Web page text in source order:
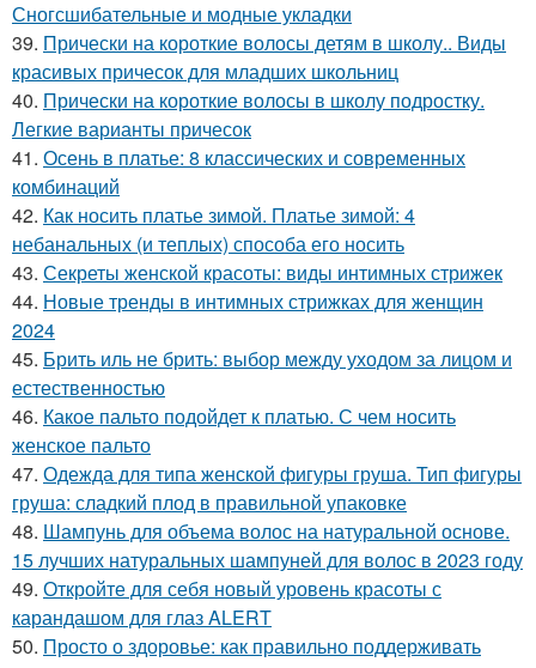
Сногсшибательные и модные укладки
39. Прически на короткие волосы детям в школу.. Виды
красивых причесок для младших школьниц
40. Прически на короткие волосы в школу подростку.
Легкие варианты причесок
41. Осень в платье: 8 классических и современных
комбинаций
42. Как носить платье зимой. Платье зимой: 4
небанальных (и теплых) способа его носить
43. Секреты женской красоты: виды интимных стрижек
44. Новые тренды в интимных стрижках для женщин
2024
45. Брить иль не брить: выбор между уходом за лицом и
естественностью
46. Какое пальто подойдет к платью. С чем носить
женское пальто
47. Одежда для типа женской фигуры груша. Тип фигуры
груша: сладкий плод в правильной упаковке
48. Шампунь для объема волос на натуральной основе.
15 лучших натуральных шампуней для волос в 2023 году
49. Откройте для себя новый уровень красоты с
карандашом для глаз ALERT
50. Просто о здоровье: как правильно поддерживать